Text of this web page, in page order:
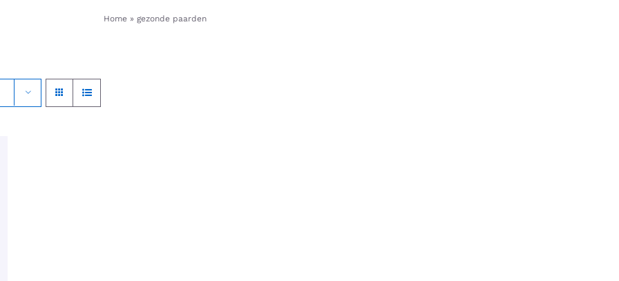
Home» gezonde paarden